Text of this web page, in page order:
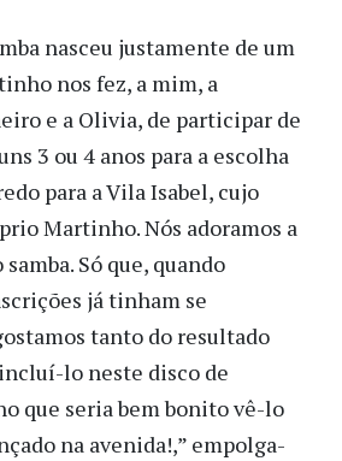
nasceu justamente de um
nos fez, a mim, a
e a Olivia, de participar de
3 ou 4 anos para a escolha
para a Vila Isabel, cujo
Martinho. Nós adoramos a
Só que, quando
já tinham se
tanto do resultado
lo neste disco de
que seria bem bonito vê-lo
na avenida!,” empolga-